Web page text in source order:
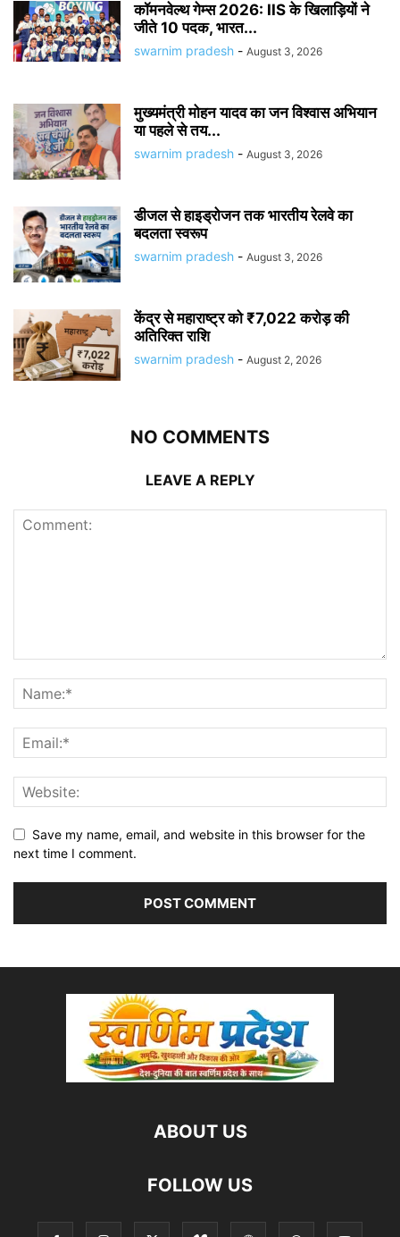
कॉमनवेल्थ गेम्स 2026: IIS के खिलाड़ियों ने
जीते 10 पदक, भारत...
swarnim pradesh - August 3, 2026
मुख्यमंत्री मोहन यादव का जन विश्वास अभियान
या पहले से तय...
swarnim pradesh - August 3, 2026
डीजल से हाइड्रोजन तक भारतीय रेलवे का
बदलता स्वरूप
swarnim pradesh - August 3, 2026
केंद्र से महाराष्ट्र को ₹7,022 करोड़ की
अतिरिक्त राशि
swarnim pradesh - August 2, 2026
NO COMMENTS
LEAVE A REPLY
Save my name, email, and website in this browser for the
next time I comment.
ABOUT US
FOLLOW US